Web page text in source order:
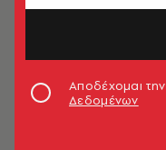
Αποδέχομαι την
Δεδομένων